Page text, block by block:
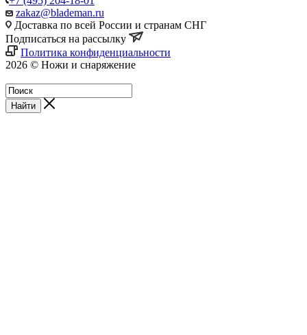
zakaz@blademan.ru
Доставка по всей России и странам СНГ
Подписаться на рассылку
Политика конфиденциальности
2026 © Ножи и снаряжение
Найти